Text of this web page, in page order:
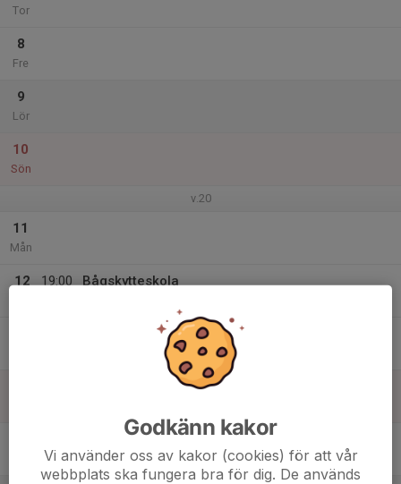
Tor
8
Fre
9
Lör
10
Sön
v.20
11
Mån
12
19:00
Bågskytteskola
Godkänn kakor
Vi använder oss av kakor (cookies) för att vår
webbplats ska fungera bra för dig. De används